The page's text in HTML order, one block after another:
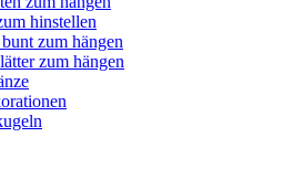
hinstellen
zum hängen
zum hängen